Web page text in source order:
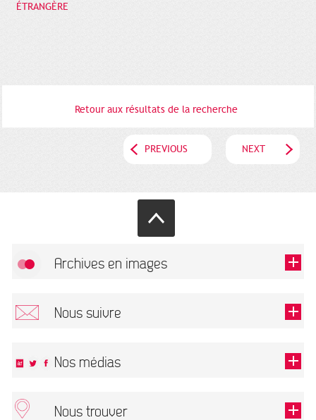
ÉTRANGÈRE
Retour aux résultats de la recherche
PREVIOUS NEXT
Archives en images
Nous suivre
This field is required.
Nos médias
Nous trouver